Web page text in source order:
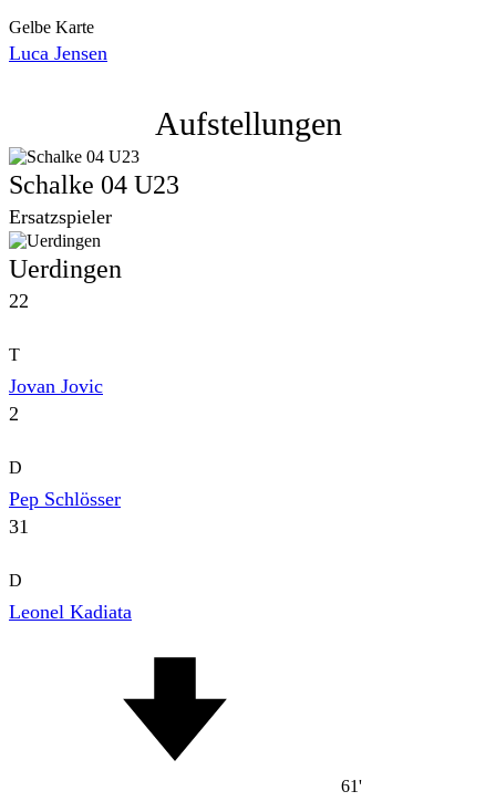
Gelbe Karte
Luca Jensen
Aufstellungen
Schalke 04 U23
Ersatzspieler
Uerdingen
22
T
Jovan Jovic
2
D
Pep Schlösser
31
D
Leonel Kadiata
61'